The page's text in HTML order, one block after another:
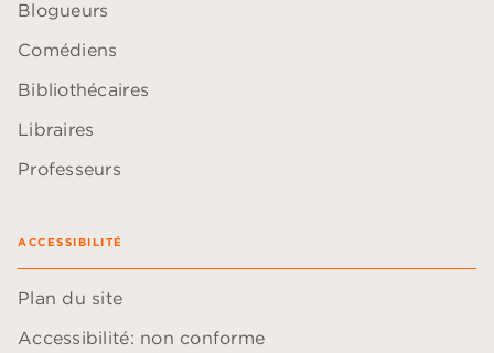
Blogueurs
Comédiens
Bibliothécaires
Libraires
Professeurs
ACCESSIBILITÉ
Plan du site
Accessibilité: non conforme